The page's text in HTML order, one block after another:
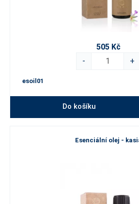
505 Kč
-
+
esoil01
Do košíku
Esenciální olej -